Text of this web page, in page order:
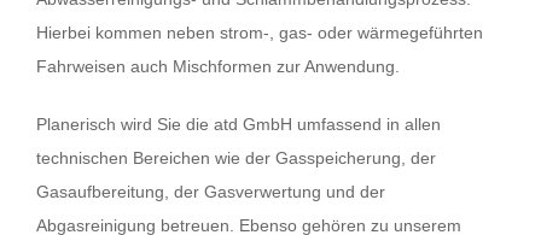
Hierbei kommen neben strom-, gas- oder wärmegeführten
Fahrweisen auch Mischformen zur Anwendung.
Planerisch wird Sie die atd GmbH umfassend in allen
technischen Bereichen wie der Gasspeicherung, der
Gasaufbereitung, der Gasverwertung und der
Abgasreinigung betreuen. Ebenso gehören zu unserem